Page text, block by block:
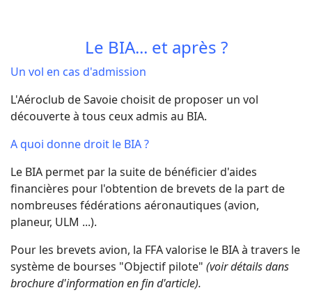
Le BIA... et après ?
Un vol en cas d'admission
L'Aéroclub de Savoie choisit de proposer un vol
découverte à tous ceux admis au BIA.
A quoi donne droit le BIA ?
Le BIA permet par la suite de bénéficier d'aides
financières pour l'obtention de brevets de la part de
nombreuses fédérations aéronautiques (avion,
planeur, ULM ...).
Pour les brevets avion, la FFA valorise le BIA à travers le
système de bourses "Objectif pilote" (voir détails dans
brochure d'information en fin d'article).